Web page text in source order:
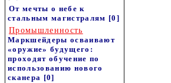
От мечты о небе к
стальным магистралям [0]
Промышленность
Маркшейдеры осваивают
«оружие» будущего:
проходят обучение по
использованию нового
сканера [0]